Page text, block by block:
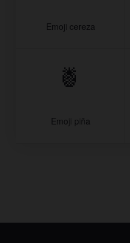
Emoji cereza
🍍
Emoji piña